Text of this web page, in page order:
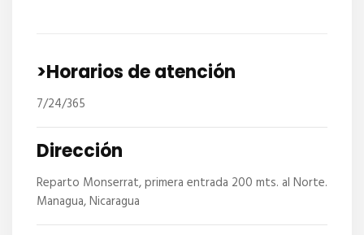
>Horarios de atención
7/24/365
Dirección
Reparto Monserrat, primera entrada 200 mts. al Norte.
Managua, Nicaragua